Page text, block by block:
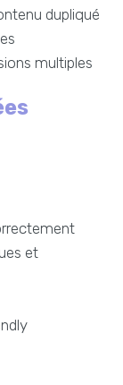
dupliqué
multiples
et